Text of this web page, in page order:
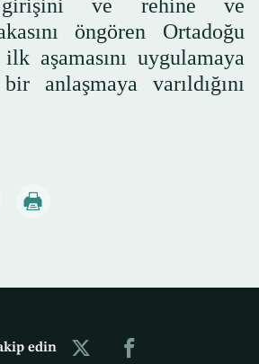
girişini ve rehine ve
öngören Ortadoğu
ilk aşamasını uygulamaya
anlaşmaya varıldığını
edin